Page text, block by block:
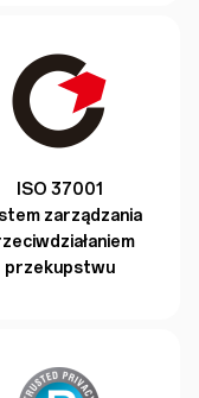
ISO 37001
zarządzania
przekupstwu